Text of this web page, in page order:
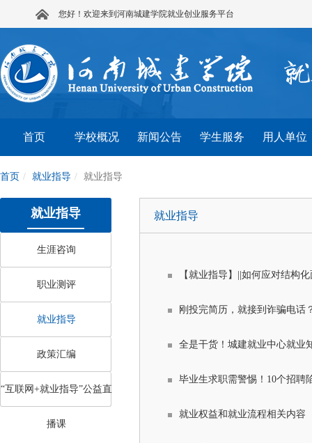
您好！欢迎来到河南城建学院就业创业服务平台
首页 学校概况 新闻公告 学生服务 用人单位
首页 就业指导 就业指导
就业指导
生涯咨询
职业测评
就业指导
政策汇编
“互联网+就业指导”公益直
播课
就业指导
【就业指导】||如何应对结构
刚投完简历，就接到诈骗电话
全是干货！城建就业中心就业
毕业生求职需警惕！10个招聘
就业权益和就业流程相关内容